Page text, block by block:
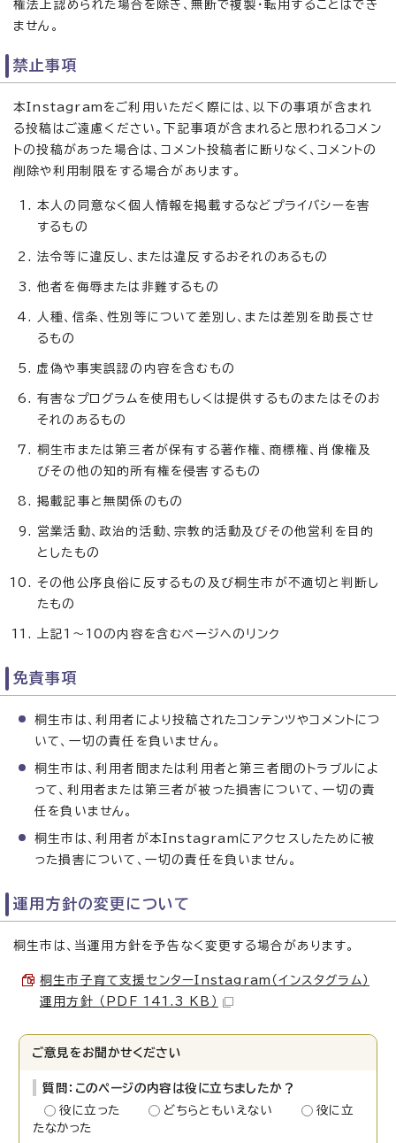
権法上認められた場合を除き、無断で複製・転用することはでき
ません。
禁止事項
本Instagramをご利用いただく際には、以下の事項が含まれ
る投稿はご遠慮ください。下記事項が含まれると思われるコメン
トの投稿があった場合は、コメント投稿者に断りなく、コメントの
削除や利用制限をする場合があります。
本人の同意なく個人情報を掲載するなどプライバシーを害
するもの
法令等に違反し、または違反するおそれのあるもの
他者を侮辱または非難するもの
人種、信条、性別等について差別し、または差別を助長させ
るもの
虚偽や事実誤認の内容を含むもの
有害なプログラムを使用もしくは提供するものまたはそのお
それのあるもの
桐生市または第三者が保有する著作権、商標権、肖像権及
びその他の知的所有権を侵害するもの
掲載記事と無関係のもの
営業活動、政治的活動、宗教的活動及びその他営利を目的
としたもの
その他公序良俗に反するもの及び桐生市が不適切と判断し
たもの
上記1～10の内容を含むページヘのリンク
免責事項
桐生市は、利用者により投稿されたコンテンツやコメントにつ
いて、一切の責任を負いません。
桐生市は、利用者間または利用者と第三者間のトラブルによ
って、利用者または第三者が被った損害について、一切の責
任を負いません。
桐生市は、利用者が本Instagramにアクセスしたために被
った損害について、一切の責任を負いません。
運用方針の変更について
桐生市は、当運用方針を予告なく変更する場合があります。
桐生市子育て支援センターInstagram（インスタグラム）
運用方針 （PDF 141.3 KB）
ご意見をお聞かせください
質問：このページの内容は役に立ちましたか？
役に立った
どちらともいえない
役に立
たなかった